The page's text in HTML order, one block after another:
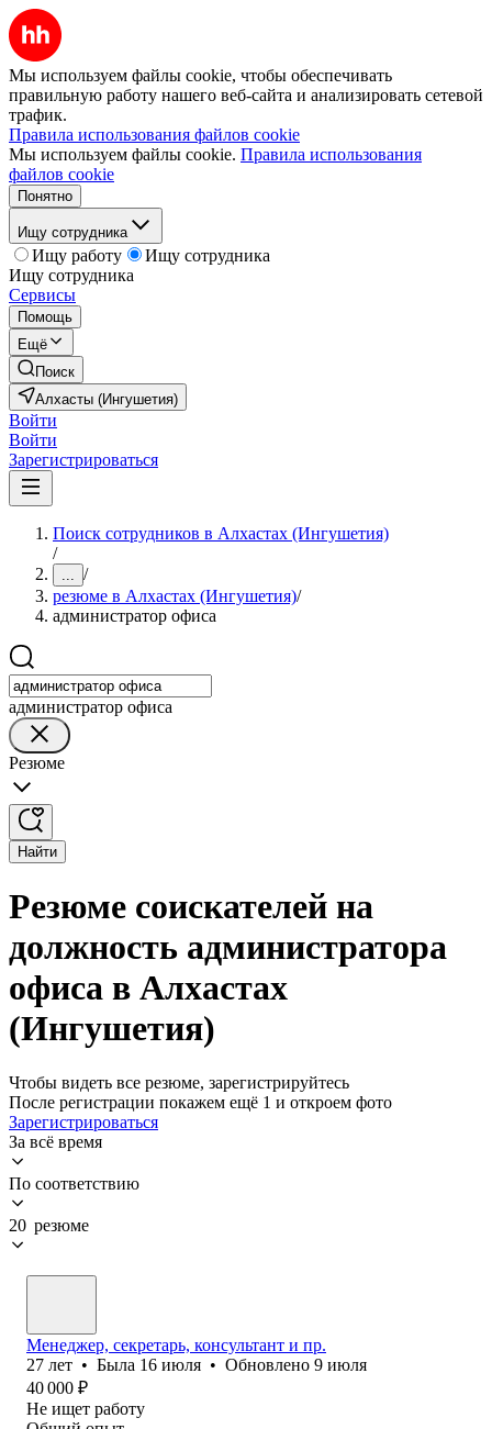
Мы используем файлы cookie, чтобы обеспечивать
правильную работу нашего веб-сайта и анализировать сетевой
трафик.
Правила использования файлов cookie
Мы используем файлы cookie. Правила использования
файлов cookie
Понятно
Ищу сотрудника
Ищу работу
Ищу сотрудника
Ищу сотрудника
Сервисы
Помощь
Ещё
Поиск
Алхасты (Ингушетия)
Войти
Войти
Зарегистрироваться
Поиск сотрудников в Алхастах (Ингушетия)
/
... /
резюме в Алхастах (Ингушетия)/
администратор офиса
администратор офиса
Резюме
Найти
Резюме соискателей на
должность администратора
офиса в Алхастах
(Ингушетия)
Чтобы видеть все резюме, зарегистрируйтесь
После регистрации покажем ещё 1 и откроем фото
Зарегистрироваться
За всё время
По соответствию
20 резюме
Менеджер, секретарь, консультант и пр.
27 лет • Была 16 июля • Обновлено 9 июля
40 000 ₽
Не ищет работу